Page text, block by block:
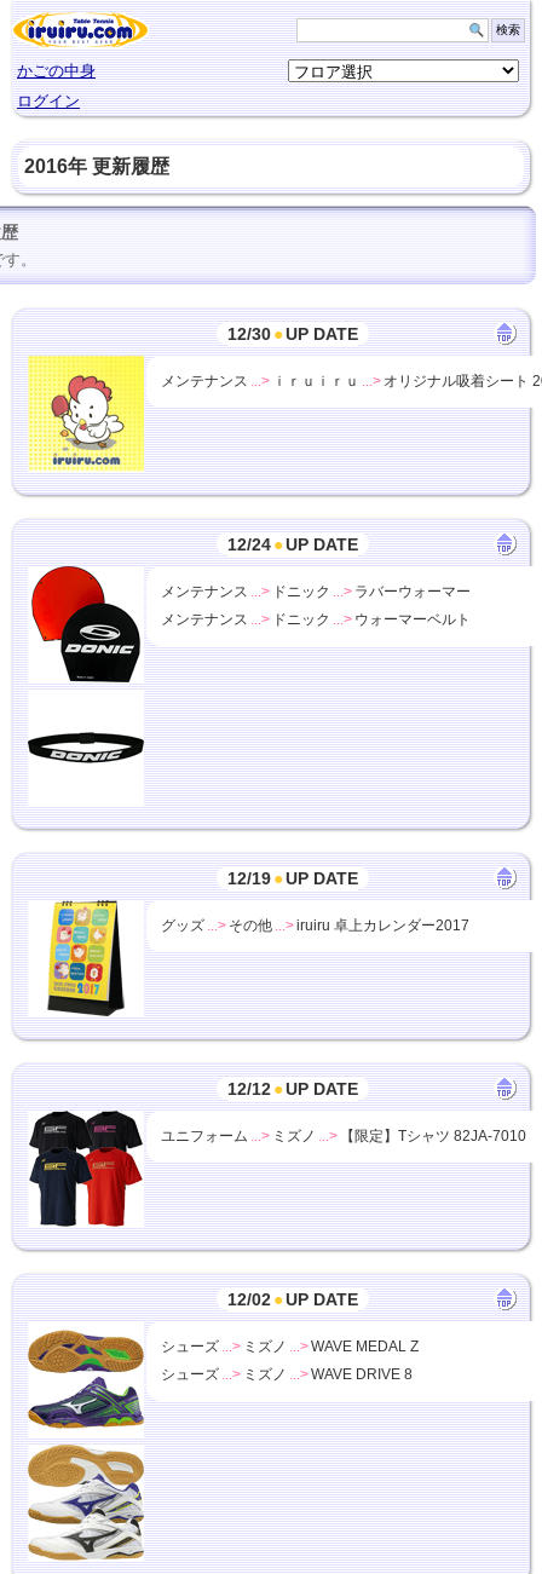
かごの中身
ログイン
2016年 更新履歴
。
●
12/30 UP DATE
メンテナンス ...> ｉｒｕｉｒｕ ...> オリジナル吸着シート
●
12/24 UP DATE
メンテナンス ...> ドニック ...> ラバーウォーマー
メンテナンス ...> ドニック ...> ウォーマーベルト
●
12/19 UP DATE
グッズ ...> その他 ...>iruiru 卓上カレンダー2017
●
12/12 UP DATE
ユニフォーム ...> ミズノ ...> 【限定】Tシャツ 82JA-7010
●
12/02 UP DATE
シューズ ...> ミズノ ...>WAVE MEDAL Z
シューズ ...> ミズノ ...>WAVE DRIVE 8